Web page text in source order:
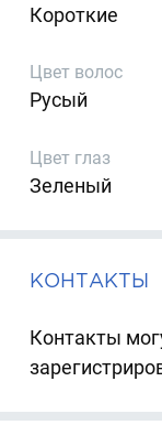
Короткие
Цвет волос
Русый
Цвет глаз
Зеленый
КОНТАКТЫ
Контакты